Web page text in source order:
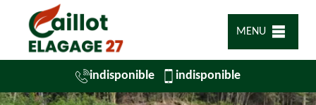
MENU
indisponible indisponible